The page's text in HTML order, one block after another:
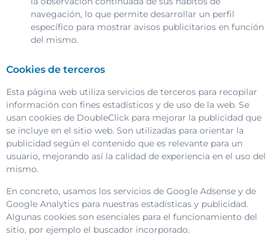
navegación, lo que permite desarrollar un perfil
específico para mostrar avisos publicitarios en función
del mismo.
Cookies de terceros
Esta página web utiliza servicios de terceros para recopilar
información con fines estadísticos y de uso de la web. Se
usan cookies de DoubleClick para mejorar la publicidad que
se incluye en el sitio web. Son utilizadas para orientar la
publicidad según el contenido que es relevante para un
usuario, mejorando así la calidad de experiencia en el uso del
mismo.
En concreto, usamos los servicios de Google Adsense y de
Google Analytics para nuestras estadísticas y publicidad.
Algunas cookies son esenciales para el funcionamiento del
sitio, por ejemplo el buscador incorporado.